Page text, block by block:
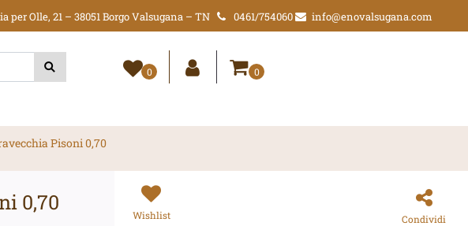
per Olle, 21 – 38051 Borgo Valsugana – TN 0461/754060 info@enovalsugana.com
filtri disponibili.
0 0
Pisoni 0,70
0,70 Wishlist Condividi